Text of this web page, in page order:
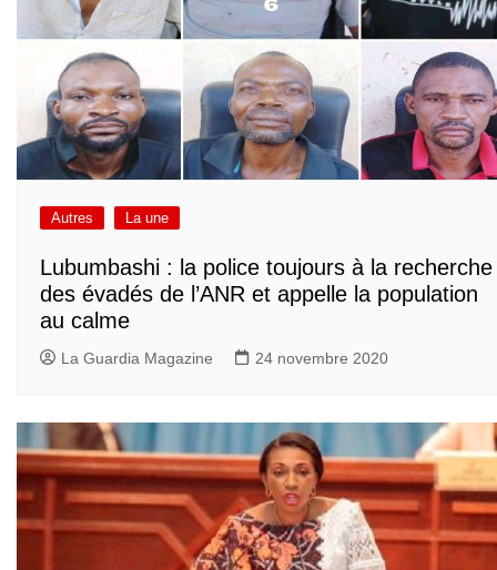
Autres La une
Lubumbashi : la police toujours à la recherche
des évadés de l’ANR et appelle la population
au calme
La Guardia Magazine 24 novembre 2020